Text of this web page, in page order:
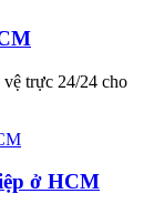
trực 24/24 cho
ở HCM